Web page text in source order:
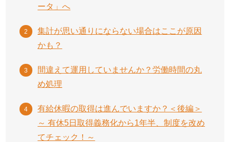
ータ」へ
集計が思い通りにならない場合はここが原因
かも？
間違えて運用していませんか？労働時間の丸
め処理
有給休暇の取得は進んでいますか？＜後編＞
～ 有休5日取得義務化から1年半、制度を改め
てチェック！～